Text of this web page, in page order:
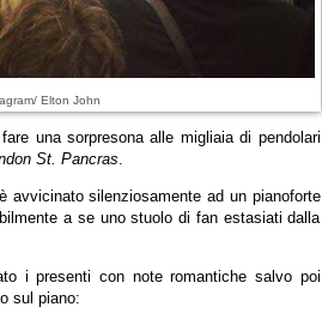
Elton John
una sorpresona alle migliaia di pendolari
St. Pancras.
avvicinato silenziosamente ad un pianoforte
a se uno stuolo di fan estasiati dalla
i presenti con note romantiche salvo poi
sul piano: